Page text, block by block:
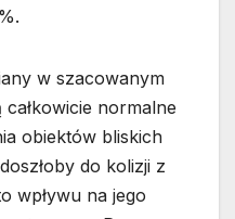
w szacowanym
normalne
obiektów bliskich
do kolizji z
wpływu na jego